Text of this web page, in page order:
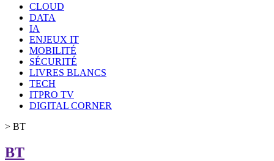
CLOUD
DATA
IA
ENJEUX IT
MOBILITÉ
SÉCURITÉ
LIVRES BLANCS
TECH
ITPRO TV
DIGITAL CORNER
> BT
BT